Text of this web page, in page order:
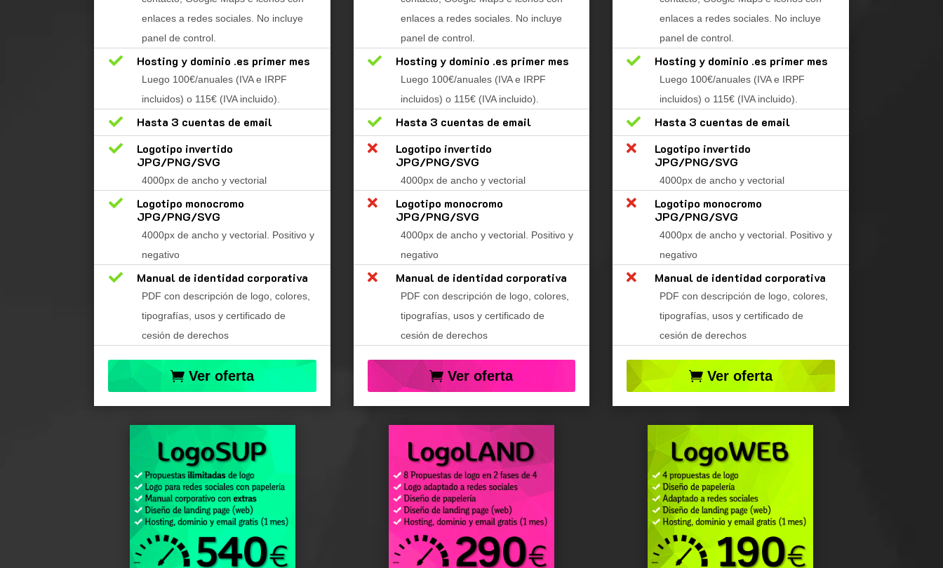
enlaces a redes sociales. No incluye
panel de control.
 Hosting y dominio .es primer mes
Luego 100€/anuales (IVA e IRPF
incluidos) o 115€ (IVA incluido).

Hasta 3 cuentas de email

Logotipo invertido
JPG/PNG/SVG
4000px de ancho y vectorial

Logotipo monocromo
JPG/PNG/SVG
4000px de ancho y vectorial. Positivo y
negativo
 Manual de identidad corporativa
PDF con descripción de logo, colores,
tipografías, usos y certificado de
cesión de derechos
Ver oferta
enlaces a redes sociales. No incluye
panel de control.
 Hosting y dominio .es primer mes
Luego 100€/anuales (IVA e IRPF
incluidos) o 115€ (IVA incluido).

Hasta 3 cuentas de email

Logotipo invertido
JPG/PNG/SVG
4000px de ancho y vectorial

Logotipo monocromo
JPG/PNG/SVG
4000px de ancho y vectorial. Positivo y
negativo
 Manual de identidad corporativa
PDF con descripción de logo, colores,
tipografías, usos y certificado de
cesión de derechos
Ver oferta
enlaces a redes sociales. No incluye
panel de control.
 Hosting y dominio .es primer mes
Luego 100€/anuales (IVA e IRPF
incluidos) o 115€ (IVA incluido).

Hasta 3 cuentas de email

Logotipo invertido
JPG/PNG/SVG
4000px de ancho y vectorial

Logotipo monocromo
JPG/PNG/SVG
4000px de ancho y vectorial. Positivo y
negativo
 Manual de identidad corporativa
PDF con descripción de logo, colores,
tipografías, usos y certificado de
cesión de derechos
Ver oferta